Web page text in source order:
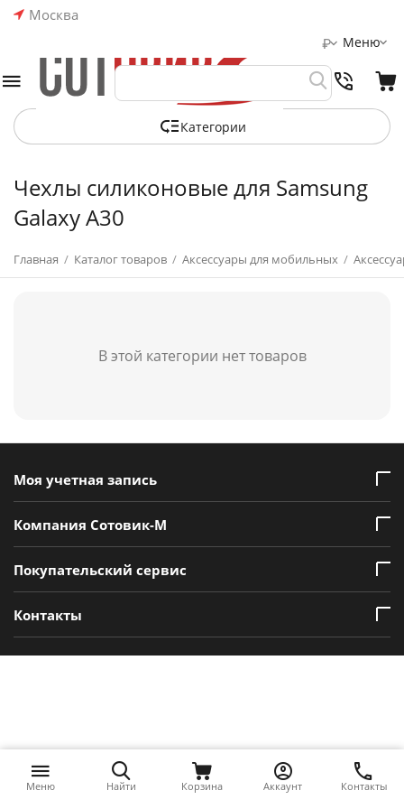
Москва
Меню
₽
Категории
Чехлы силиконовые для Samsung
Galaxy A30
Главная / Каталог товаров / Аксессуары для мобильных /
В этой категории нет товаров
Моя учетная запись
Компания Сотовик-М
Покупательский сервис
Контакты
Меню Найти Корзина Аккаунт Контакты